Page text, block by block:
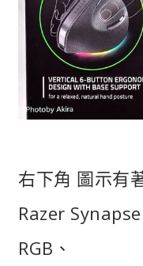
右下角 圖示有
Razer
RGB、